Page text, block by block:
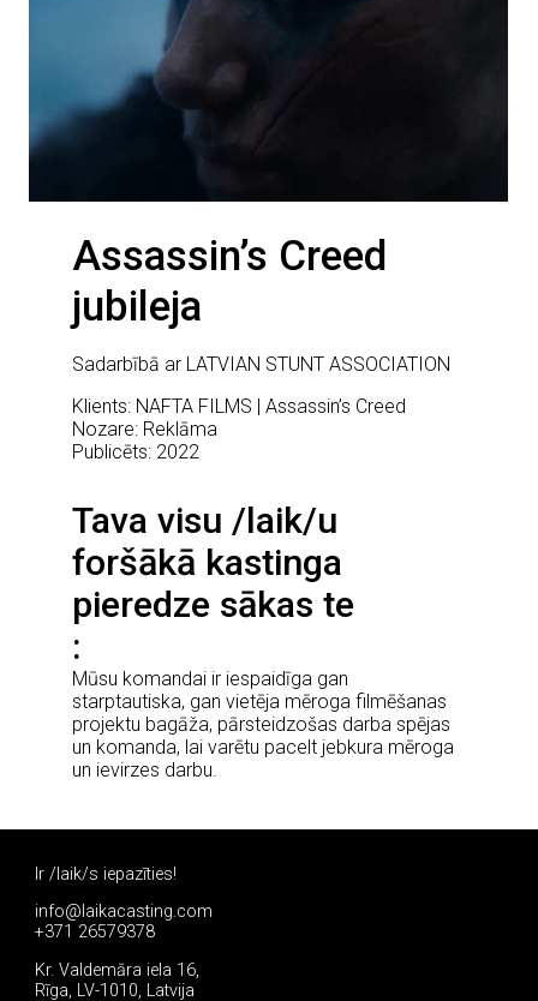
Assassin’s Creed
jubileja
Sadarbībā ar LATVIAN STUNT ASSOCIATION
Klients: NAFTA FILMS | Assassin’s Creed
Nozare: Reklāma
Publicēts: 2022
Tava visu /laik/u
foršākā kastinga
pieredze sākas te
Mūsu komandai ir iespaidīga gan
starptautiska, gan vietēja mēroga filmēšanas
projektu bagāža, pārsteidzošas darba spējas
un komanda, lai varētu pacelt jebkura mēroga
un ievirzes darbu.
Ir /laik/s iepazīties!
info@laikacasting.com
+371 26579378
Kr. Valdemāra iela 16,
Rīga, LV-1010, Latvija